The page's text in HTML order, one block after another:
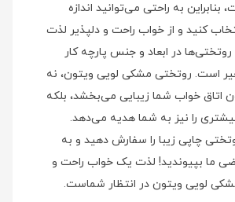
به راحتی می‌توانید اندازه
کنید و از خواب راحت و دلپذیر لذت
در ابعاد و جنس پارچه کار
است. روتختی مشکی لویی ویتون، نه
اتاق خواب شما زیبایی می‌بخشد، بلکه
را نیز به شما هدیه می‌دهد.
چاپی زیبا را سفارش دهید و به
ما بپیوندید! لذت یک خواب راحت و
لویی ویتون در انتظار شماست.